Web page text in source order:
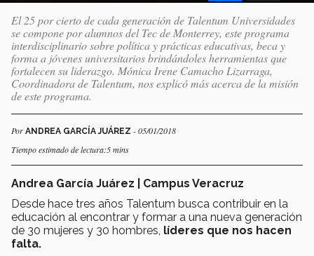
El 25 por cierto de cada generación de Talentum Universidades
se compone por alumnos del Tec de Monterrey, este programa
interdisciplinario sobre política y prácticas educativas, beca y
forma a jóvenes universitarios brindándoles herramientas que
fortalecen su liderazgo. Mónica Irene Camacho Lizarraga,
Coordinadora de Talentum, nos explicó más acerca de la misión
de este programa.
Por ANDREA GARCÍA JUÁREZ - 05/01/2018
Tiempo estimado de lectura:5 mins
Andrea García Juárez | Campus Veracruz
Desde hace tres años Talentum busca contribuir en la
educación al encontrar y formar a una nueva generación
de 30 mujeres y 30 hombres, líderes que nos hacen
falta.